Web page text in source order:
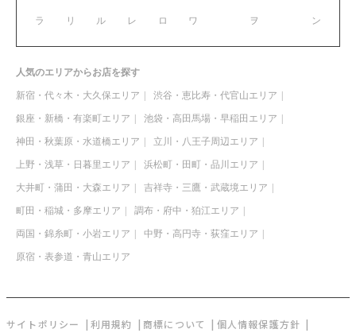
ラ リ ル レ ロ ワ ヲ ン
人気のエリアからお店を探す
新宿・代々木・大久保エリア 渋谷・恵比寿・代官山エリア
銀座・新橋・有楽町エリア 池袋・高田馬場・早稲田エリア
神田・秋葉原・水道橋エリア 立川・八王子周辺エリア
上野・浅草・日暮里エリア 浜松町・田町・品川エリア
大井町・蒲田・大森エリア 吉祥寺・三鷹・武蔵境エリア
町田・稲城・多摩エリア 調布・府中・狛江エリア
両国・錦糸町・小岩エリア 中野・高円寺・荻窪エリア
原宿・表参道・青山エリア
サイトポリシー 利用規約 商標について
個人情報保護方針